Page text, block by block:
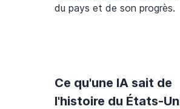
du pays et de son progrès.
Ce qu'une IA sait de
l'histoire du États-